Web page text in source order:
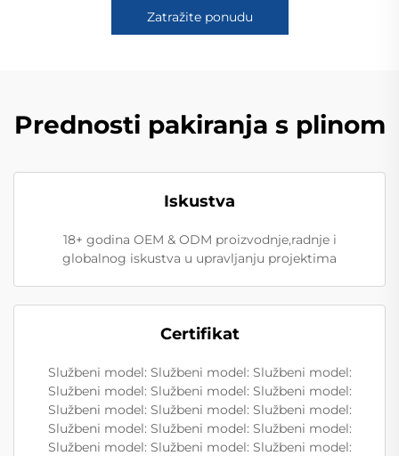
Zatražite ponudu
Prednosti pakiranja s plinom
Iskustva
18+ godina OEM & ODM proizvodnje,radnje i
globalnog iskustva u upravljanju projektima
Certifikat
Službeni model: Službeni model: Službeni model:
Službeni model: Službeni model: Službeni model:
Službeni model: Službeni model: Službeni model:
Službeni model: Službeni model: Službeni model:
Službeni model: Službeni model: Službeni model: